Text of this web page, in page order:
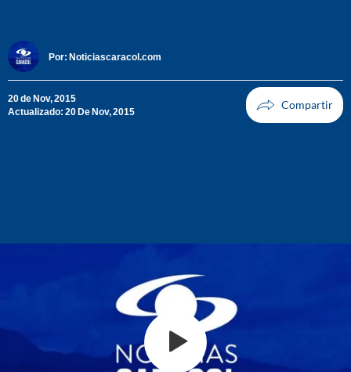
Por: Noticiascaracol.com
20 de Nov, 2015
Actualizado: 20 De Nov, 2015